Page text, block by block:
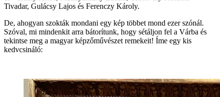
Tivadar, Gulácsy Lajos és Ferenczy Károly.
De, ahogyan szokták mondani egy kép többet mond ezer szónál.
Szóval, mi mindenkit arra bátorítunk, hogy sétáljon fel a Várba és
tekintse meg a magyar képzőművészet remekeit! Íme egy kis
kedvcsináló: